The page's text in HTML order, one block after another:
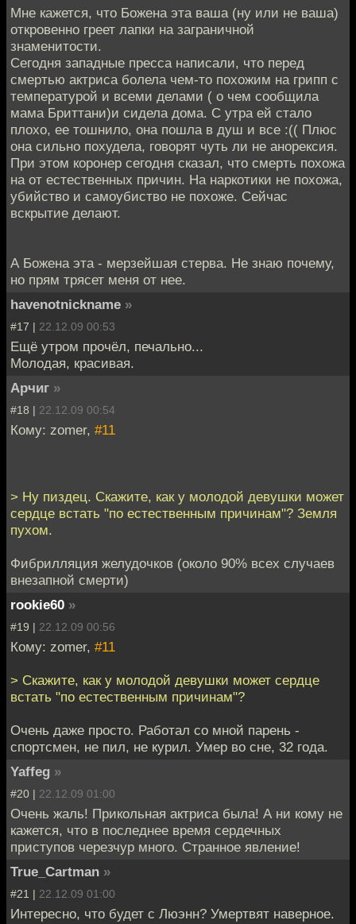
Мне кажется, что Божена эта ваша (ну или не ваша)
откровенно греет лапки на заграничной
знаменитости.
Сегодня западные пресса написали, что перед
смертью актриса болела чем-то похожим на грипп с
температурой и всеми делами ( о чем сообщила
мама Бриттани)и сидела дома. С утра ей стало
плохо, ее тошнило, она пошла в душ и все :(( Плюс
она сильно похудела, говорят чуть ли не анорексия.
При этом коронер сегодня сказал, что смерть похожа
на от естественных причин. На наркотики не похожа,
убийство и самоубиство не похоже. Сейчас
вскрытие делают.
А Божена эта - мерзейшая стерва. Не знаю почему,
но прям трясет меня от нее.
havenotnickname »
#17 | 22.12.09 00:53
Ещё утром прочёл, печально...
Молодая, красивая.
Арчиг »
#18 | 22.12.09 00:54
Кому: zomer, #11
> Ну пиздец. Скажите, как у молодой девушки может
сердце встать "по естественным причинам"? Земля
пухом.
Фибрилляция желудочков (около 90% всех случаев
внезапной смерти)
rookie60 »
#19 | 22.12.09 00:56
Кому: zomer, #11
> Скажите, как у молодой девушки может сердце
встать "по естественным причинам"?
Очень даже просто. Работал со мной парень -
спортсмен, не пил, не курил. Умер во сне, 32 года.
Yaffeg »
#20 | 22.12.09 01:00
Очень жаль! Прикольная актриса была! А ни кому не
кажется, что в последнее время сердечных
приступов черезчур много. Странное явление!
True_Cartman »
#21 | 22.12.09 01:00
Интересно, что будет с Люэнн? Умертвят наверное.